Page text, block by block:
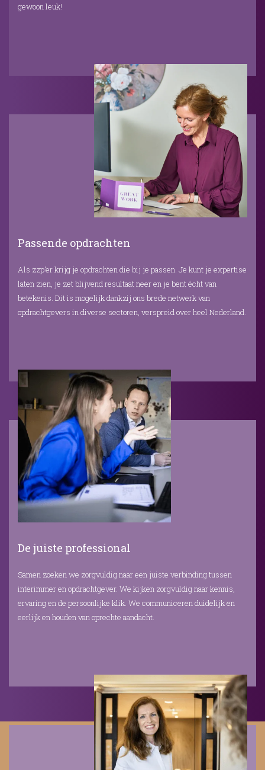
gewoon leuk!
Passende opdrachten
Als zzp’er krijg je opdrachten die bij je passen. Je kunt je expertise
laten zien, je zet blijvend resultaat neer en je bent écht van
betekenis. Dit is mogelijk dankzij ons brede netwerk van
opdrachtgevers in diverse sectoren, verspreid over heel Nederland.
De juiste professional
Samen zoeken we zorgvuldig naar een juiste verbinding tussen
interimmer en opdrachtgever. We kijken zorgvuldig naar kennis,
ervaring en de persoonlijke klik. We communiceren duidelijk en
eerlijk en houden van oprechte aandacht.